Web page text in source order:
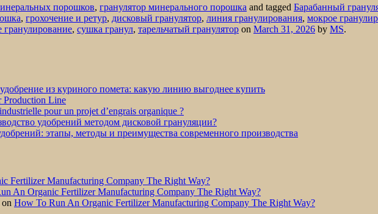
порошков, гранулятор минерального порошка and tagged Барабанный
, грохочение и ретур, дисковый гранулятор, линия гранулирования, мокрое
гранулирование, сушка гранул, тарельчатый гранулятор on March 31, 2026 by MS.
из куриного помета: какую линию выгоднее купить
Production Line
pour un projet d’engrais organique ?
удобрений методом дисковой грануляции?
этапы, методы и преимущества современного производства
Fertilizer Manufacturing Company The Right Way?
An Organic Fertilizer Manufacturing Company The Right Way?
on How To Run An Organic Fertilizer Manufacturing Company The Right Way?